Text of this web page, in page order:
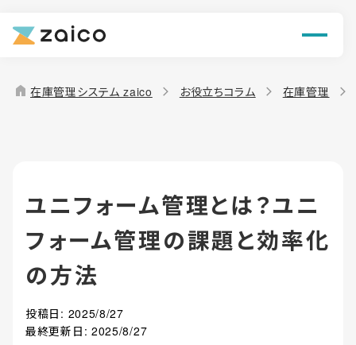
機能
解決できる課題
導入事例
お役立ち情報
home 在庫管理システム zaico お役立ちコラム 在庫管理
ユニフォーム管理とは？ユニ
フォーム管理の課題と効率化
の方法
投稿日: 2025/8/27
最終更新日: 2025/8/27